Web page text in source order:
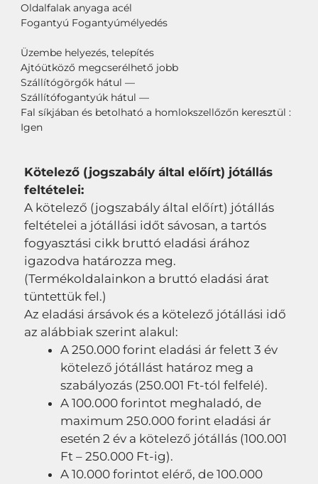
Oldalfalak anyaga acél
Fogantyú Fogantyúmélyedés
Üzembe helyezés, telepítés
Ajtóütköző megcserélhető jobb
Szállítógörgők hátul —
Szállítófogantyúk hátul —
Fal síkjában és betolható a homlokszellőzőn keresztül :
Igen
Kötelező (jogszabály által előírt) jótállás
feltételei:
A kötelező (jogszabály által előírt) jótállás
feltételei a jótállási időt sávosan, a tartós
fogyasztási cikk bruttó eladási árához
igazodva határozza meg.
(Termékoldalainkon a bruttó eladási árat
tüntettük fel.)
Az eladási ársávok és a kötelező jótállási idő
az alábbiak szerint alakul:
A 250.000 forint eladási ár felett 3 év
kötelező jótállást határoz meg a
szabályozás (250.001 Ft-tól felfelé).
A 100.000 forintot meghaladó, de
maximum 250.000 forint eladási ár
esetén 2 év a kötelező jótállás (100.001
Ft – 250.000 Ft-ig).
A 10.000 forintot elérő, de 100.000